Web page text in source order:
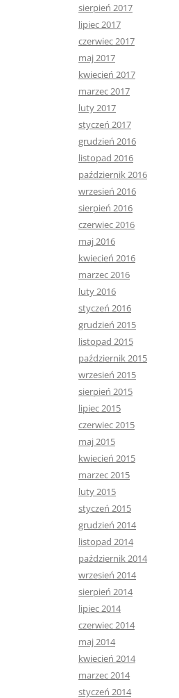
sierpień 2017
lipiec 2017
czerwiec 2017
maj 2017
kwiecień 2017
marzec 2017
luty 2017
styczeń 2017
grudzień 2016
listopad 2016
październik 2016
wrzesień 2016
sierpień 2016
czerwiec 2016
maj 2016
kwiecień 2016
marzec 2016
luty 2016
styczeń 2016
grudzień 2015
listopad 2015
październik 2015
wrzesień 2015
sierpień 2015
lipiec 2015
czerwiec 2015
maj 2015
kwiecień 2015
marzec 2015
luty 2015
styczeń 2015
grudzień 2014
listopad 2014
październik 2014
wrzesień 2014
sierpień 2014
lipiec 2014
czerwiec 2014
maj 2014
kwiecień 2014
marzec 2014
styczeń 2014